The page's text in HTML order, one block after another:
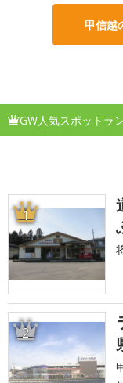
甲信越
GW人気スポットラ
1
2